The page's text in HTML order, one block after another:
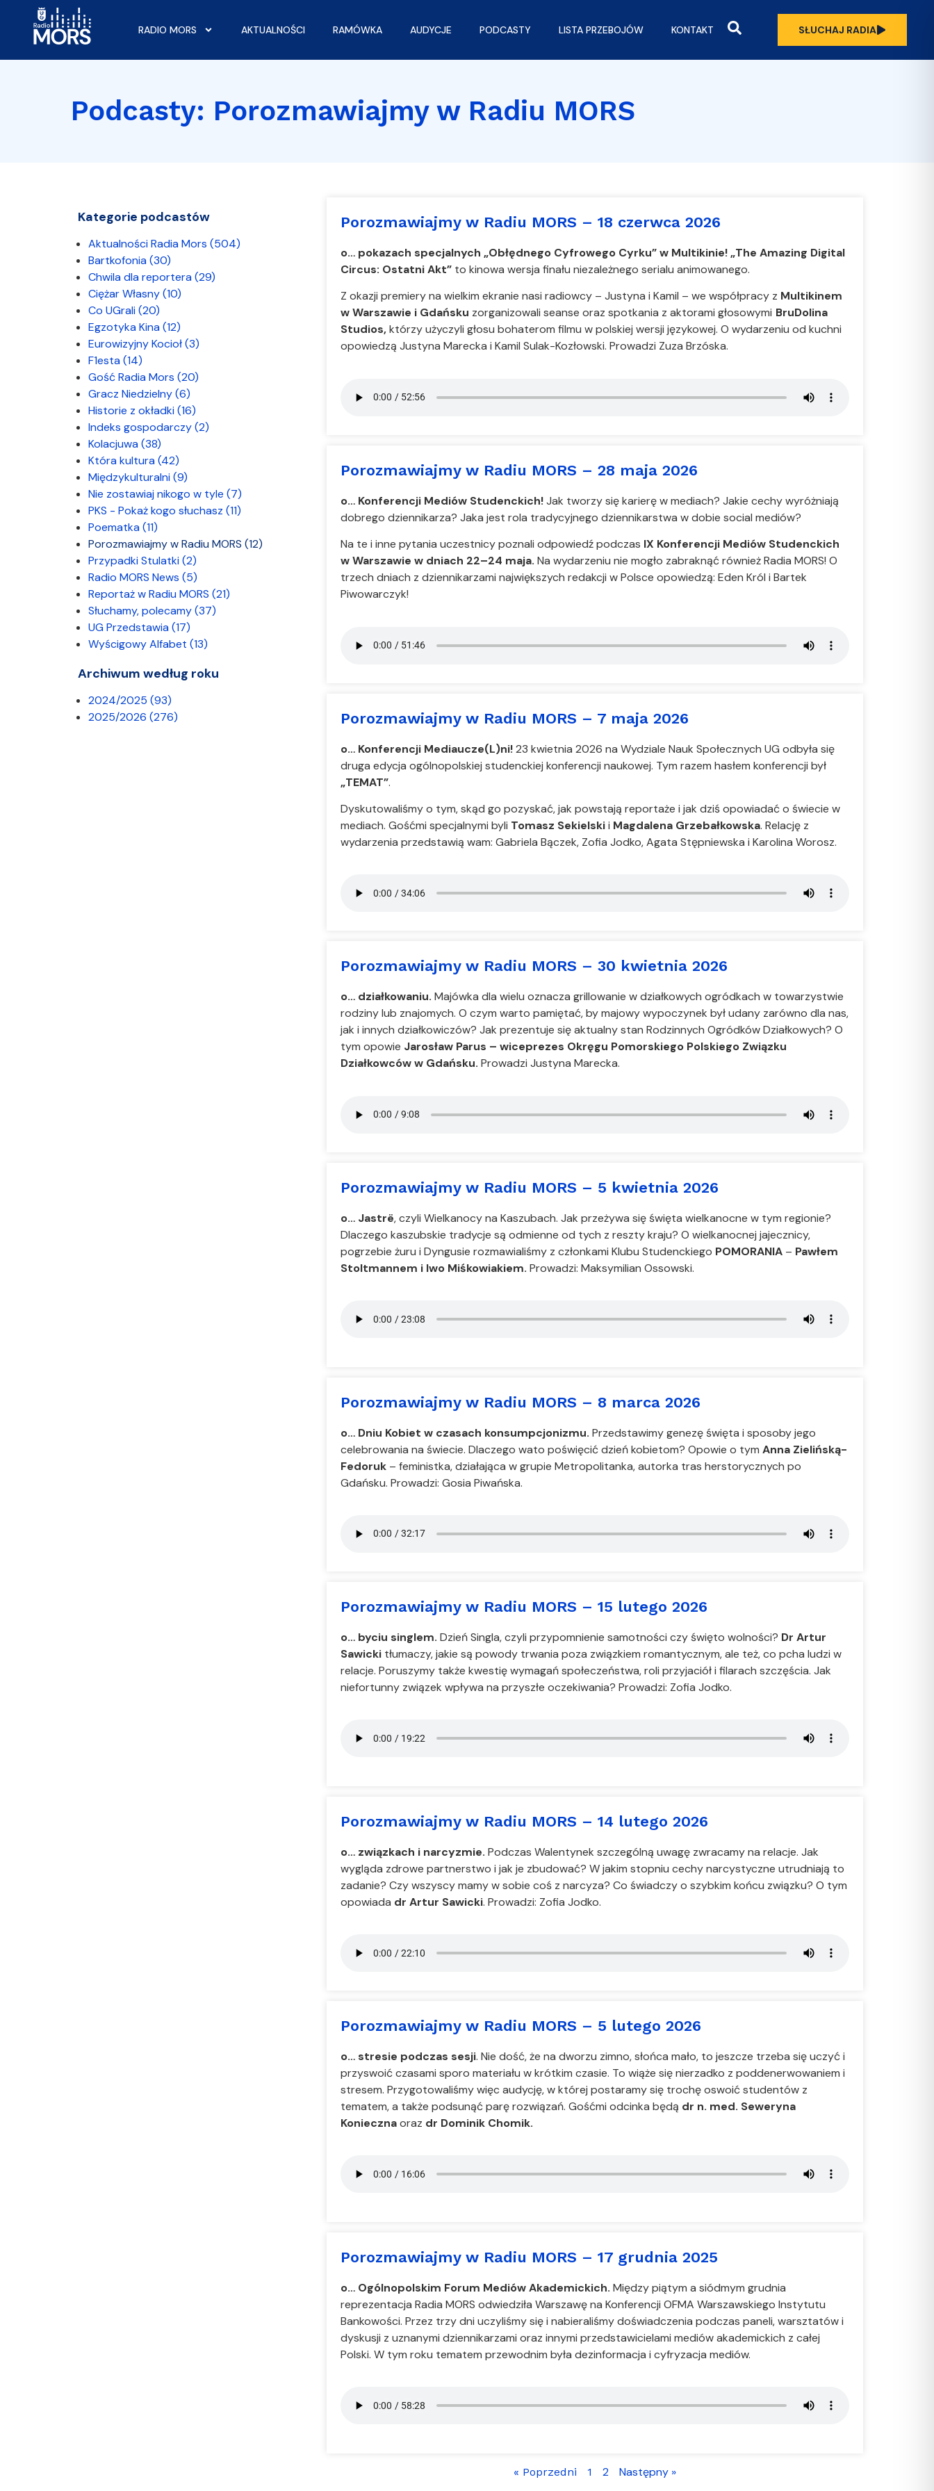
RADIO MORS AKTUALNOŚCI RAMÓWKA AUDYCJE PODCASTY LISTA PRZEBOJÓW KONTAKT SŁUCHAJ RADIA
Podcasty: Porozmawiajmy w Radiu MORS
Kategorie podcastów
Aktualności Radia Mors (504)
Bartkofonia(30)
Chwila dla reportera(29)
Ciężar Własny(10)
Co UGrali(20)
Egzotyka Kina(12)
Eurowizyjny Kocioł(3)
F1esta(14)
Gość Radia Mors (20)
Gracz Niedzielny(6)
Historie z okładki(16)
Indeks gospodarczy(2)
Kolacjuwa(38)
Która kultura(42)
Międzykulturalni(9)
Nie zostawiaj nikogo w tyle (7)
PKS - Pokaż kogo słuchasz (11)
Poematka(11)
Porozmawiajmy w Radiu MORS (12)
Przypadki Stulatki(2)
Radio MORS News (5)
Reportaż w Radiu MORS (21)
Słuchamy, polecamy(37)
UG Przedstawia(17)
Wyścigowy Alfabet (13)
Archiwum według roku
2024/2025 (93)
2025/2026 (276)
Porozmawiajmy w Radiu MORS – 18 czerwca 2026
o… pokazach specjalnych „Obłędnego Cyfrowego Cyrku” w Multikinie! „The Amazing Digital
Circus: Ostatni Akt” to kinowa wersja finału niezależnego serialu animowanego.
Z okazji premiery na wielkim ekranie nasi radiowcy – Justyna i Kamil – we współpracy z Multikinem
w Warszawie i Gdańsku zorganizowali seanse oraz spotkania z aktorami głosowymi BruDolina
Studios,którzy użyczyli głosu bohaterom filmu w polskiej wersji językowej. O wydarzeniu od kuchni
opowiedzą Justyna Marecka i Kamil Sulak-Kozłowski. Prowadzi Zuza Brzóska.
Porozmawiajmy w Radiu MORS – 28 maja 2026
o… Konferencji Mediów Studenckich!Jak tworzy się karierę w mediach? Jakie cechy wyróżniają
dobrego dziennikarza? Jaka jest rola tradycyjnego dziennikarstwa w dobie social mediów?
Na te i inne pytania uczestnicy poznali odpowiedź podczas IX Konferencji Mediów Studenckich
w Warszawie w dniach 22–24 maja. Na wydarzeniu nie mogło zabraknąć również Radia MORS! O
trzech dniach z dziennikarzami największych redakcji w Polsce opowiedzą: Eden Król i Bartek
Piwowarczyk!
Porozmawiajmy w Radiu MORS – 7 maja 2026
o… Konferencji Mediaucze(L)ni!23 kwietnia 2026 na Wydziale Nauk Społecznych UG odbyła się
druga edycja ogólnopolskiej studenckiej konferencji naukowej. Tym razem hasłem konferencji był
„TEMAT”.
Dyskutowaliśmy o tym, skąd go pozyskać, jak powstają reportaże i jak dziś opowiadać o świecie w
mediach. Gośćmi specjalnymi byli Tomasz Sekielskii Magdalena Grzebałkowska. Relację z
wydarzenia przedstawią wam: Gabriela Bączek, Zofia Jodko, Agata Stępniewska i Karolina Worosz.
Porozmawiajmy w Radiu MORS – 30 kwietnia 2026
o… działkowaniu. Majówka dla wielu oznacza grillowanie w działkowych ogródkach w towarzystwie
rodziny lub znajomych. O czym warto pamiętać, by majowy wypoczynek był udany zarówno dla nas,
jak i innych działkowiczów? Jak prezentuje się aktualny stan Rodzinnych Ogródków Działkowych? O
tym opowie Jarosław Parus – wiceprezes Okręgu Pomorskiego Polskiego Związku
Działkowców w Gdańsku.Prowadzi Justyna Marecka.
Porozmawiajmy w Radiu MORS – 5 kwietnia 2026
o… Jastrë, czyli Wielkanocy na Kaszubach. Jak przeżywa się święta wielkanocne w tym regionie?
Dlaczego kaszubskie tradycje są odmienne od tych z reszty kraju? O wielkanocnej jajecznicy,
pogrzebie żuru i Dyngusie rozmawialiśmy z członkami Klubu Studenckiego POMORANIA – Pawłem
Stoltmannem i Iwo Miśkowiakiem. Prowadzi: Maksymilian Ossowski.
Porozmawiajmy w Radiu MORS – 8 marca 2026
o… Dniu Kobiet w czasach konsumpcjonizmu. Przedstawimy genezę święta i sposoby jego
celebrowania na świecie. Dlaczego wato poświęcić dzień kobietom? Opowie o tymAnna Zielińską-
Fedoruk – feministka, działająca w grupie Metropolitanka, autorka tras herstorycznych po
Gdańsku. Prowadzi: Gosia Piwańska.
Porozmawiajmy w Radiu MORS – 15 lutego 2026
o… byciu singlem. Dzień Singla, czyli przypomnienie samotności czy święto wolności? Dr Artur
Sawicki tłumaczy, jakie są powody trwania poza związkiem romantycznym, ale też, co pcha ludzi w
relacje. Poruszymy także kwestię wymagań społeczeństwa, roli przyjaciół i filarach szczęścia. Jak
niefortunny związek wpływa na przyszłe oczekiwania? Prowadzi: Zofia Jodko.
Porozmawiajmy w Radiu MORS – 14 lutego 2026
o… związkach i narcyzmie. Podczas Walentynek szczególną uwagę zwracamy na relacje. Jak
wygląda zdrowe partnerstwo i jak je zbudować? W jakim stopniu cechy narcystyczne utrudniają to
zadanie? Czy wszyscy mamy w sobie coś z narcyza? Co świadczy o szybkim końcu związku? O tym
opowiada dr Artur Sawicki. Prowadzi: Zofia Jodko.
Porozmawiajmy w Radiu MORS – 5 lutego 2026
o… stresie podczas sesji. Nie dość, że na dworzu zimno, słońca mało, to jeszcze trzeba się uczyć i
przyswoić czasami sporo materiału w krótkim czasie. To wiąże się nierzadko z poddenerwowaniem i
stresem. Przygotowaliśmy więc audycję, w której postaramy się trochę oswoić studentów z
tematem, a także podsunąć parę rozwiązań. Gośćmi odcinka będą dr n. med. Seweryna
Koniecznaoraz dr Dominik Chomik.
Porozmawiajmy w Radiu MORS – 17 grudnia 2025
o… Ogólnopolskim Forum Mediów Akademickich. Między piątym a siódmym grudnia
reprezentacja Radia MORS odwiedziła Warszawę na Konferencji OFMA Warszawskiego Instytutu
Bankowości. Przez trzy dni uczyliśmy się i nabieraliśmy doświadczenia podczas paneli, warsztatów i
dyskusji z uznanymi dziennikarzami oraz innymi przedstawicielami mediów akademickich z całej
Polski. W tym roku tematem przewodnim była dezinformacja i cyfryzacja mediów.
« Poprzedni 1 2 Następny »